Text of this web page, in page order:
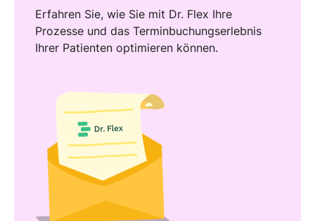
Erfahren Sie, wie Sie mit Dr. Flex Ihre
Prozesse und das Terminbuchungserlebnis
Ihrer Patienten optimieren können.